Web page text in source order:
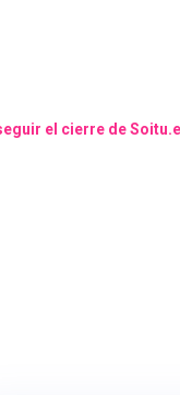
el cierre de